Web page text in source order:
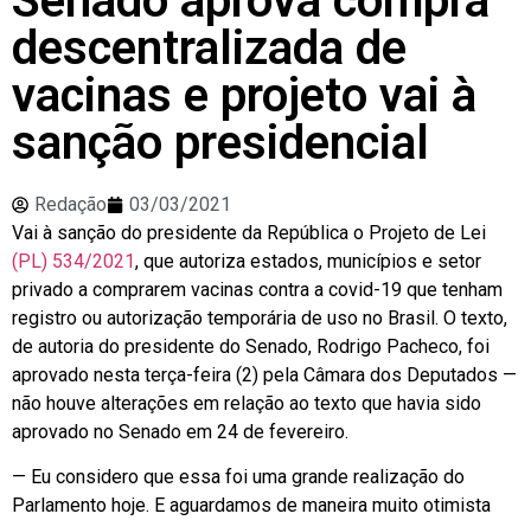
descentralizada de
vacinas e projeto vai à
sanção presidencial
Redação
03/03/2021
Vai à sanção do presidente da República o Projeto de Lei
(PL) 534/2021, que autoriza estados, municípios e setor
privado a comprarem vacinas contra a covid-19 que tenham
registro ou autorização temporária de uso no Brasil. O texto,
de autoria do presidente do Senado, Rodrigo Pacheco, foi
aprovado nesta terça-feira (2) pela Câmara dos Deputados —
não houve alterações em relação ao texto que havia sido
aprovado no Senado em 24 de fevereiro.
— Eu considero que essa foi uma grande realização do
Parlamento hoje. E aguardamos de maneira muito otimista